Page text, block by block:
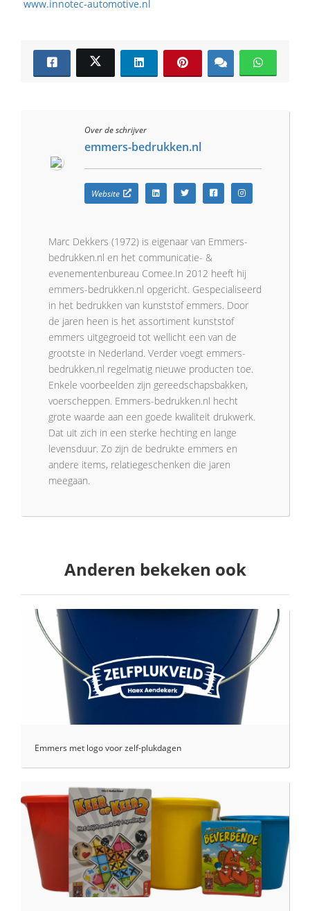
www.innotec-automotive.nl
Over de schrijver
emmers-bedrukken.nl
Website
Marc Dekkers (1972) is eigenaar van Emmers-
bedrukken.nl en het communicatie- &
evenementenbureau Comee.In 2012 heeft hij
emmers-bedrukken.nl opgericht. Gespecialiseerd
in het bedrukken van kunststof emmers. Door
de jaren heen is het assortiment kunststof
emmers uitgegroeid tot wellicht een van de
grootste in Nederland. Verder voegt emmers-
bedrukken.nl regelmatig nieuwe producten toe.
Enkele voorbeelden zijn gereedschapsbakken,
voerscheppen. Emmers-bedrukken.nl hecht
grote waarde aan een goede kwaliteit drukwerk.
Dat uit zich in een sterke hechting en lange
levensduur. Zo zijn de bedrukte emmers en
andere items, relatiegeschenken die jaren
meegaan.
Anderen bekeken ook
Emmers met logo voor zelf-plukdagen